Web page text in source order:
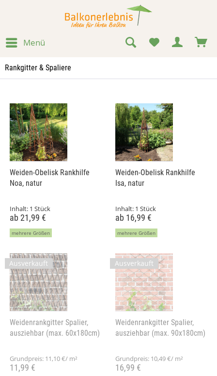
Menü
Rankgitter & Spaliere
Weiden-Obelisk Rankhilfe
Noa, natur
Inhalt: 1 Stück
ab 21,99 €
mehrere Größen
Weiden-Obelisk Rankhilfe
Isa, natur
Inhalt: 1 Stück
ab 16,99 €
mehrere Größen
Ausverkauft
Weidenrankgitter Spalier,
ausziehbar (max. 60x180cm)
Grundpreis: 11,10 €/ m²
11,99 €
Ausverkauft
Weidenrankgitter Spalier,
ausziehbar (max. 90x180cm)
Grundpreis: 10,49 €/ m²
16,99 €